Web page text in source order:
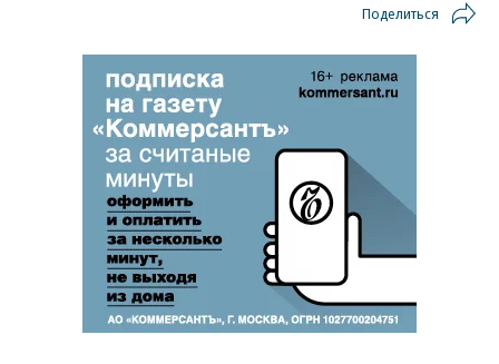
Поделиться